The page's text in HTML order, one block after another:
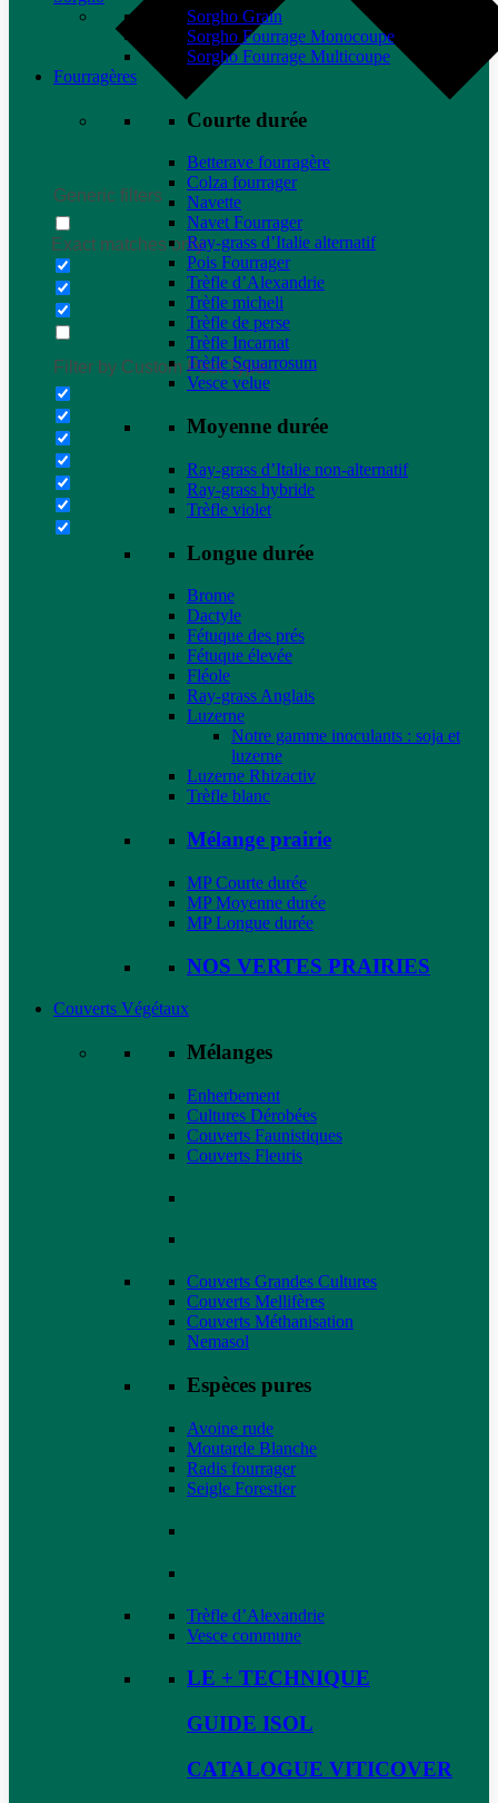
Generic filters
Exact matches only
Filter by Custom Post Type
Sorgho Grain
Sorgho Fourrage Monocoupe
Sorgho Fourrage Multicoupe
Fourragères
Courte durée
Betterave fourragère
Colza fourrager
Navette
Navet Fourrager
Ray-grass d’Italie alternatif
Pois Fourrager
Trèfle d’Alexandrie
Trèfle micheli
Trèfle de perse
Trèfle Incarnat
Trèfle Squarrosum
Vesce velue
Moyenne durée
Ray-grass d’Italie non-alternatif
Ray-grass hybride
Trèfle violet
Longue durée
Brome
Dactyle
Fétuque des prés
Fétuque élevée
Fléole
Ray-grass Anglais
Luzerne
Notre gamme inoculants : soja et
luzerne
Luzerne Rhizactiv
Trèfle blanc
Mélange prairie
MP Courte durée
MP Moyenne durée
MP Longue durée
NOS VERTES PRAIRIES
Couverts Végétaux
Mélanges
Enherbement
Cultures Dérobées
Couverts Faunistiques
Couverts Fleuris
Couverts Grandes Cultures
Couverts Mellifères
Couverts Méthanisation
Nemasol
Espèces pures
Avoine rude
Moutarde Blanche
Radis fourrager
Seigle Forestier
Trèfle d’Alexandrie
Vesce commune
LE + TECHNIQUE
GUIDE ISOL
CATALOGUE VITICOVER